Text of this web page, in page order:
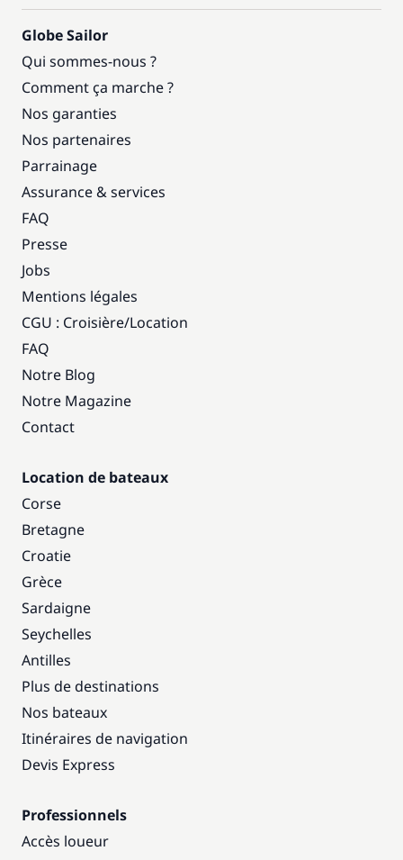
Globe Sailor
Qui sommes-nous ?
Comment ça marche ?
Nos garanties
Nos partenaires
Parrainage
Assurance & services
FAQ
Presse
Jobs
Mentions légales
CGU : Croisière/Location
FAQ
Notre Blog
Notre Magazine
Contact
Location de bateaux
Corse
Bretagne
Croatie
Grèce
Sardaigne
Seychelles
Antilles
Plus de destinations
Nos bateaux
Itinéraires de navigation
Devis Express
Professionnels
Accès loueur